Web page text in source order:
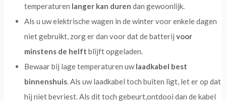
temperaturen langer kan duren dan gewoonlijk.
Als u uw elektrische wagen in de winter voor enkele dagen
niet gebruikt, zorg er dan voor dat de batterij voor
minstens de helft blijft opgeladen.
Bewaar bij lage temperaturen uwlaadkabel best
binnenshuis. Als uw laadkabel toch buiten ligt, let er op dat
hij niet bevriest. Als dit toch gebeurt,ontdooi dan de kabel